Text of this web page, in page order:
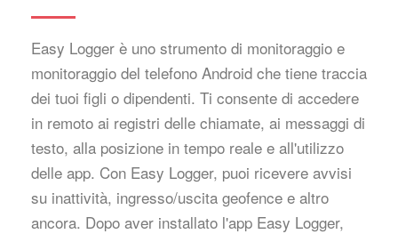
Easy Logger è uno strumento di monitoraggio e
monitoraggio del telefono Android che tiene traccia
dei tuoi figli o dipendenti. Ti consente di accedere
in remoto ai registri delle chiamate, ai messaggi di
testo, alla posizione in tempo reale e all'utilizzo
delle app. Con Easy Logger, puoi ricevere avvisi
su inattività, ingresso/uscita geofence e altro
ancora. Dopo aver installato l'app Easy Logger,